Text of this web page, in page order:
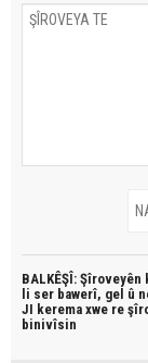
BALKÊŞÎ: Şîroveyên
li ser bawerî, gel û
JI kerema xwe re
binivîsin